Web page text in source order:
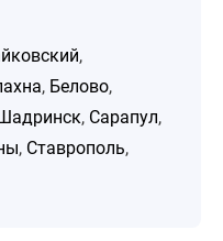
,
, Белово,
, Сарапул,
, Ставрополь,